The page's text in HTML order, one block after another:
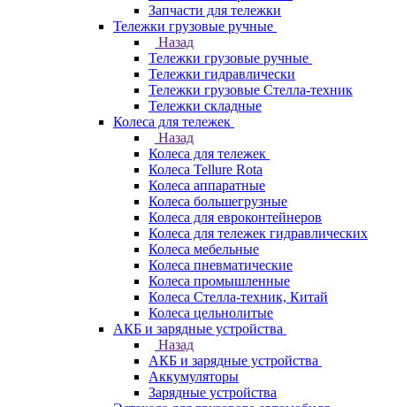
Запчасти для тележки
Тележки грузовые ручные
Назад
Тележки грузовые ручные
Тележки гидравлически
Тележки грузовые Стелла-техник
Тележки складные
Колеса для тележек
Назад
Колеса для тележек
Колеса Tellure Rota
Колеса аппаратные
Колеса большегрузные
Колеса для евроконтейнеров
Колеса для тележек гидравлических
Колеса мебельные
Колеса пневматические
Колеса промышленные
Колеса Стелла-техник, Китай
Колеса цельнолитые
АКБ и зарядные устройства
Назад
АКБ и зарядные устройства
Аккумуляторы
Зарядные устройства